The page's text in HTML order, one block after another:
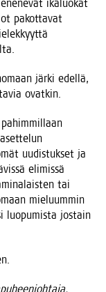
ikä­luo­kat
pakot­ta­vat
jär­ki edel­lä,
ovatkin.
uudis­tuk­set ja
eli­mis­sä
tai
mie­luum­min
luo­pu­mis­ta jos­tain